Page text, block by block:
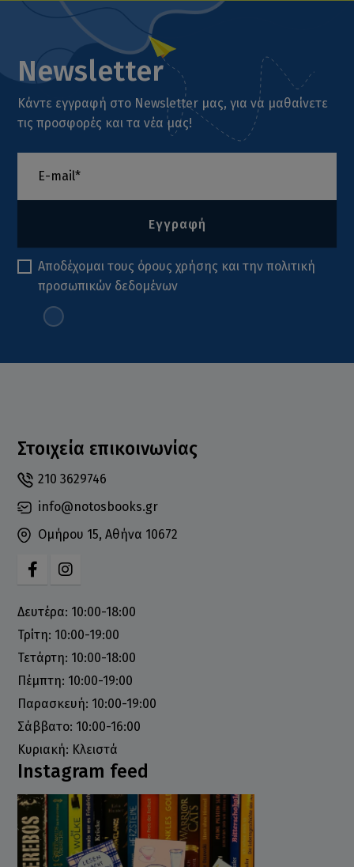
Newsletter
Κάντε εγγραφή στο Newsletter μας, για να μαθαίνετε
τις προσφορές και τα νέα μας!
Εγγραφή
Αποδέχομαι τους όρους χρήσης και τηνπολιτική
προσωπικών δεδομένων
Στοιχεία επικοινωνίας
210 3629746
info@notosbooks.gr
Ομήρου 15, Αθήνα 10672
Δευτέρα: 10:00-18:00
Τρίτη: 10:00-19:00
Τετάρτη: 10:00-18:00
Πέμπτη: 10:00-19:00
Παρασκευή: 10:00-19:00
Σάββατο: 10:00-16:00
Κυριακή: Κλειστά
Instagram feed